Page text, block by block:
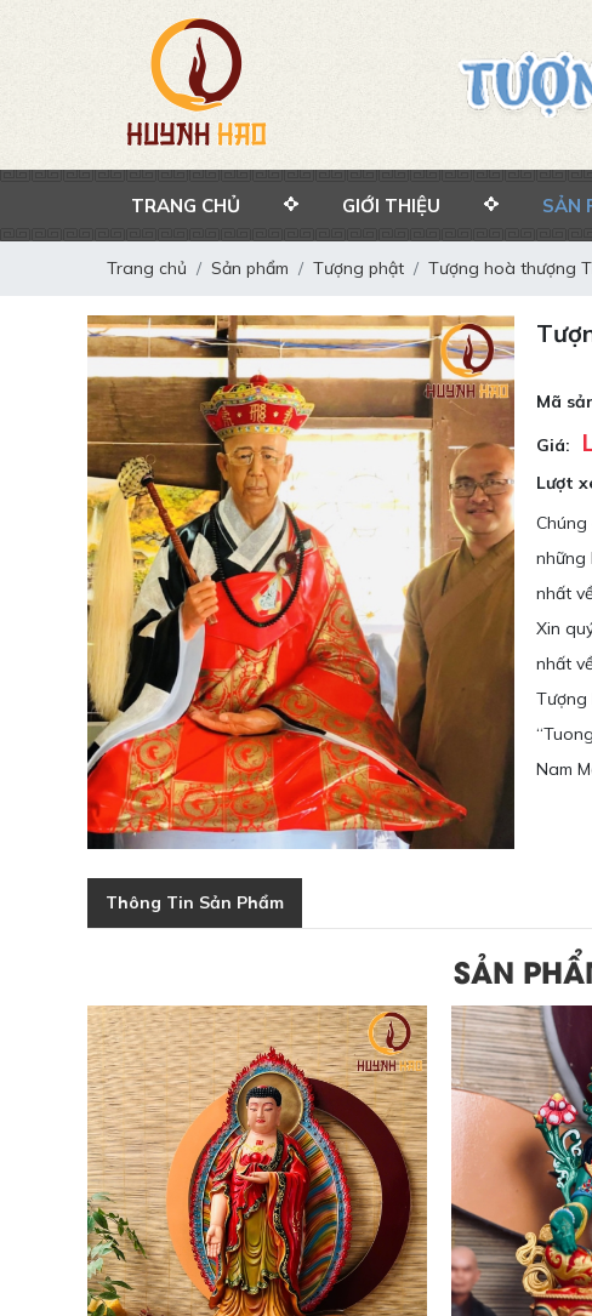
TRANG CHỦ GIỚI THIỆU SẢN
Trang chủ Sản phẩm Tượng phật Tượng hoà thượng
Mã
Giá:
Lượt
những
nhất
Xin
nhất
Tượng
Nam
Thông Tin Sản Phẩm
SẢN